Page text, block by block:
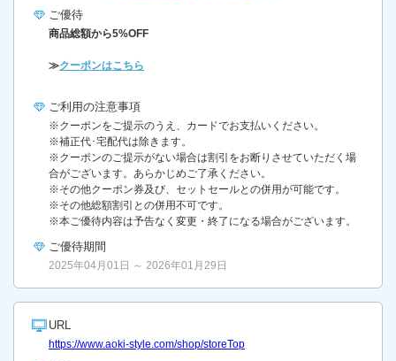
ご優待
商品総額から5%OFF
≫クーポンはこちら
ご利用の注意事項
※クーポンをご提示のうえ、カードでお支払いください。
※補正代･宅配代は除きます。
※クーポンのご提示がない場合は割引をお断りさせていただく場
合がございます。あらかじめご了承ください。
※その他クーポン券及び、セットセールとの併用が可能です。
※その他総額割引との併用不可です。
※本ご優待内容は予告なく変更・終了になる場合がございます。
ご優待期間
2025年04月01日 ～ 2026年01月29日
URL
https://www.aoki-style.com/shop/storeTop